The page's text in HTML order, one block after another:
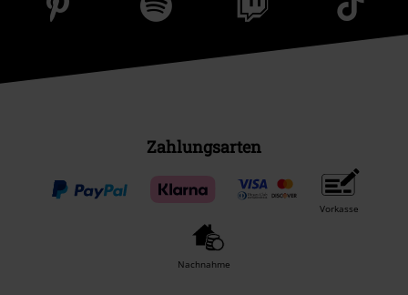
Zahlungsarten
Vorkasse
Nachnahme